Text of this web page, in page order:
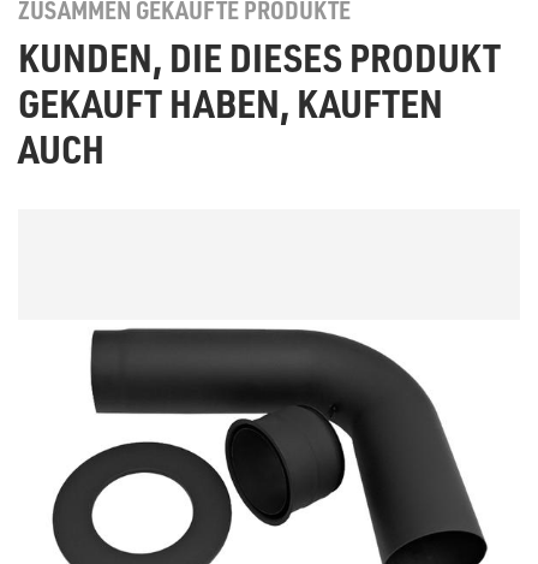
ZUSAMMEN GEKAUFTE PRODUKTE
KUNDEN, DIE DIESES PRODUKT
GEKAUFT HABEN, KAUFTEN
AUCH